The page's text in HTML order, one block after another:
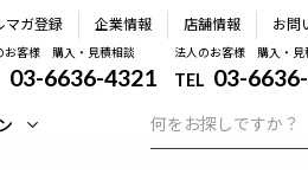
マガ登録 企業情報 店舗情報 お問
お客様 購入・見積相談
03-6636-4321
法人のお客様 購入・見
TEL 03-